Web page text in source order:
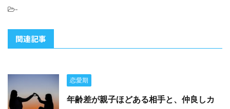
-
関連記事
恋愛期
年齢差が親子ほどある相手と、仲良しカ